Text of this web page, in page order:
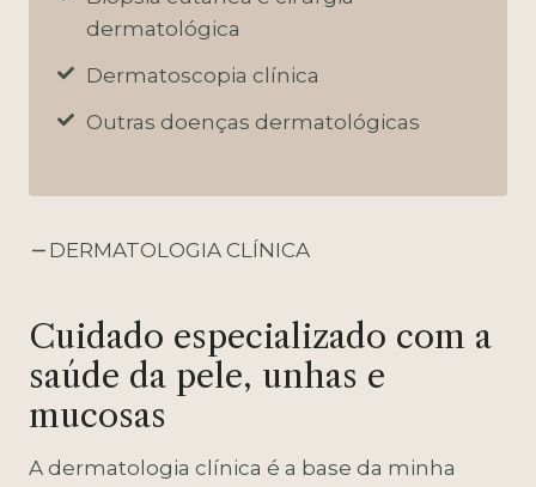
dermatológica
Dermatoscopia clínica
Outras doenças dermatológicas
DERMATOLOGIA CLÍNICA
Cuidado especializado com a
saúde da pele, unhas e
mucosas
A dermatologia clínica é a base da minha